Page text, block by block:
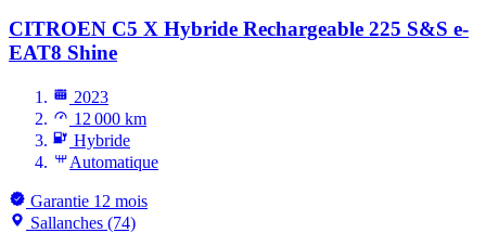
CITROEN C5 X Hybride Rechargeable 225 S&S e-
EAT8 Shine
2023
12 000 km
Hybride
Automatique
Garantie 12 mois
Sallanches (74)